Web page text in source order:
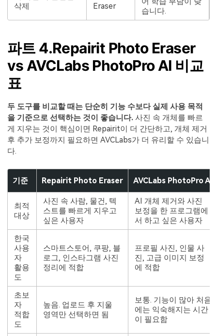
삭제
Eraser
습니다.
파트 4.Repairit Photo Eraser
vs AVCLabs PhotoPro AI 비교
표
두 도구를 비교할 때는 단순히 기능 수보다 실제 사용 목적
을 기준으로 선택하는 것이 좋습니다. 사진 속 개체를 빠르
게 지우는 것이 핵심이면 Repairit이 더 간단하고, 개체 제거
후 추가 보정까지 필요하면 AVCLabs가 더 유리할 수 있습니
다.
기준 Repairit Photo Eraser AVCLabs PhotoPro AI
최적
대상
사진 속 사람, 물건, 텍
스트를 빠르게 지우고
싶은 사용자
AI 개체 제거와 사진
보정을 한 프로그램에
서 하고 싶은 사용자
한국
사용
자
활용
도
스마트스토어, 쿠팡, 블
로그, 인스타그램 사진
정리에 적합
프로필 사진, 인물 사
진, 고급 이미지 보정
에 적합
초보
자
적합
도
높음. 업로드 후 지울
영역만 선택하면 됨
보통. 기능이 많아 처음
에는 익숙해지는 시간
이 필요함